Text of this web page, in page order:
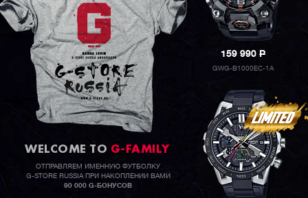
WELCOME TO G-FAMILY
ОТПРАВЛЯЕМ ИМЕННУЮ ФУТБОЛКУ
G-STORE RUSSIA ПРИ НАКОПЛЕНИИ ВАМИ
90 000 G-БОНУСОВ
159 990P
GWG-B1000EC-1A